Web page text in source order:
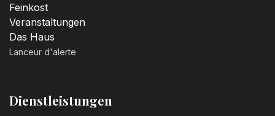
Feinkost
Veranstaltungen
Das Haus
Lanceur d'alerte
Dienstleistungen